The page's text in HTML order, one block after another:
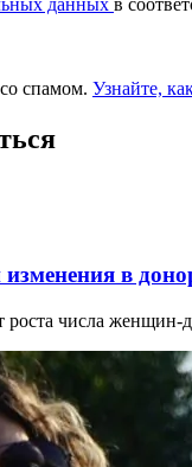
спамом. Узнайте,
в
числа